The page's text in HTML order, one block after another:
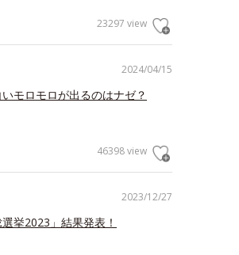
23297 view
2024/04/15
モロモロが出るのはナゼ？
46398 view
2023/12/27
挙2023」結果発表！